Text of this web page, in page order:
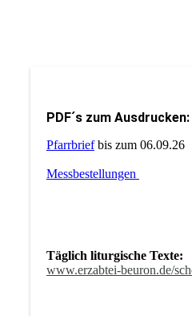
PDF´s zum Ausdrucken:
Pfarrbriefbis zum 06.09.26
Messbestellungen
Täglich liturgische Texte:
www.erzabtei-beuron.de/